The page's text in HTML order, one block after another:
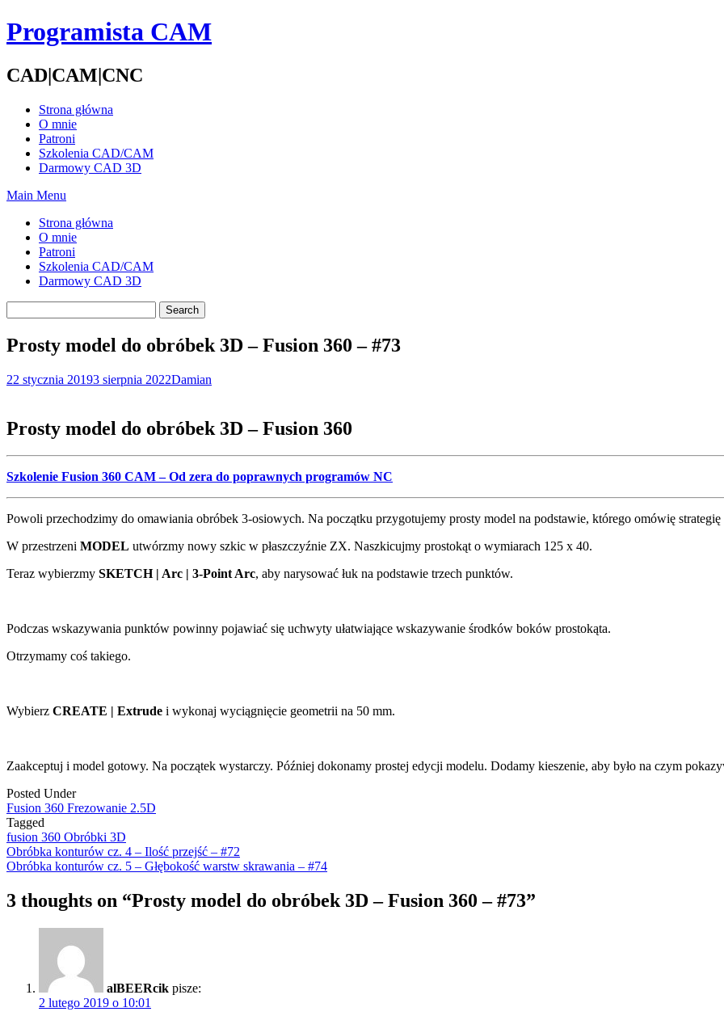
Skip
to
Programista CAM
CAD|CAM|CNC
Strona główna
O mnie
Patroni
Szkolenia CAD/CAM
Darmowy CAD 3D
Main Menu
Strona główna
O mnie
Patroni
Szkolenia CAD/CAM
Darmowy CAD 3D
Prosty model do obróbek 3D – Fusion 360 – #73
22 stycznia 20193 sierpnia 2022Damian
Prosty model do obróbek 3D – Fusion 360
Szkolenie Fusion 360 CAM – Od zera do poprawnych programów NC
Powoli przechodzimy do omawiania obróbek 3-osiowych. Na początku przygotujemy prosty model na podstawie, którego omówię
W przestrzeni MODEL utwórzmy nowy szkic w płaszczyźnie ZX. Naszkicujmy prostokąt o wymiarach 125 x 40.
Teraz wybierzmy SKETCH | Arc | 3-Point Arc, aby narysować łuk na podstawie trzech punktów.
Podczas wskazywania punktów powinny pojawiać się uchwyty ułatwiające wskazywanie środków boków prostokąta.
Otrzymamy coś takiego.
Wybierz CREATE | Extrude i wykonaj wyciągnięcie geometrii na 50 mm.
Zaakceptuj i model gotowy. Na początek wystarczy. Później dokonamy prostej edycji modelu. Dodamy kieszenie, aby było na czym
Posted Under
Fusion 360 Frezowanie 2.5D
Tagged
fusion 360 Obróbki 3D
Post
navigation
Obróbka konturów cz. 4 – Ilość przejść – #72
Obróbka konturów cz. 5 – Głębokość warstw skrawania – #74
3 thoughts on “Prosty model do obróbek 3D – Fusion 360 – #73”
alBEERcik pisze:
2 lutego 2019 o 10:01